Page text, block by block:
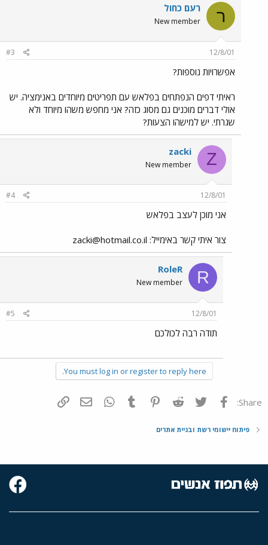
ר רעם כחול
New member
12/8/01
#3
אפשרויות נוספות?
ראיתי דפים הנפתחים בפלאש עם תפריטים מיוחדים באנימציה. יש
אולי דברים מוכנים גם מסוג כזה? אני מחפש משהו מיוחד ולא
שגרתי. יש למישהו הצעות?
Z
zacki
New member
12/8/01
#4
אני מוכן לעצב בפלאש
צור איתי קשר באימייל: zacki@hotmail.co.il
R
RoleR
New member
12/8/01
#5
תודה רבה לכולכם
You must log in or register to reply here.
Share: פייסבוק Twitter
Reddit
Pinterest
Tumblr
WhatsAppדואר אלקטרוני
פיתוח יישומי רשת ובניית אתרים